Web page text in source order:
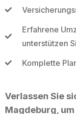
Erfahrene
unterstützen
Komplette
Verlassen Sie
Magdeburg,